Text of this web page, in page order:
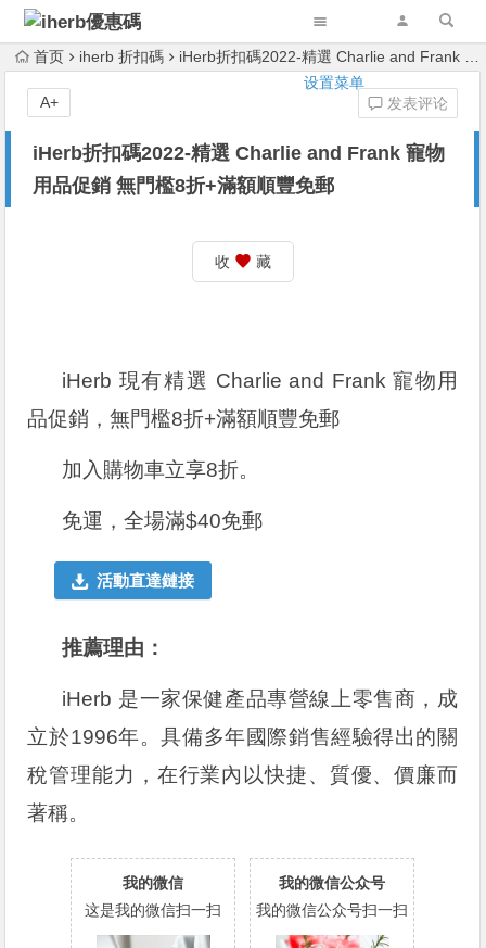
设置菜单
首页 iherb 折扣碼 iHerb折扣碼2022-精選 Charlie and Frank 寵物用品促銷 無門檻8折+滿額順豐免郵
iHerb折扣碼2022-精選 Charlie and Frank 寵物
用品促銷 無門檻8折+滿額順豐免郵
发表评论
A+
收 藏
iHerb 現有精選 Charlie and Frank 寵物用
品促銷，無門檻8折+滿額順豐免郵
加入購物車立享8折。
免運，全場滿$40免郵
活動直達鏈接
推薦理由：
iHerb 是一家保健產品專營線上零售商，成
立於1996年。具備多年國際銷售經驗得出的關
稅管理能力，在行業內以快捷、質優、價廉而
著稱。
我的微信
这是我的微信扫一扫
我的微信公众号
我的微信公众号扫一扫